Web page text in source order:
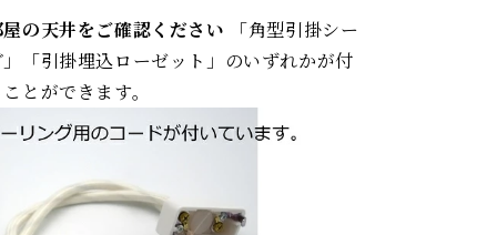
の天井をご確認ください 「角型引掛シー
「引掛埋込ローゼット」のいずれかが付
とができます。